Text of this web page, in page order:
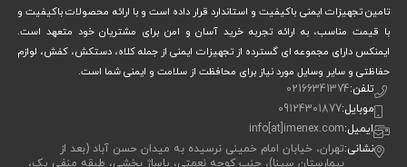
تامین تجهیزات ایمنی باکیفیت و استاندارد قرار داده است و با ارائه محصولات باکیفیت و
با قیمت مناسب، به ارائه تجربه خرید آسان و امن برای مشتریان خود متعهد است.
ایمنکس دارای مجموعه ای گسترده از تجهیزات ایمنی از جمله کلاه، دستکش، کفش، لوازم
حفاظتی و سایر وسایل مورد نیاز برای محافظت از سلامت و ایمنی شما است.
تلفن:02166341374
موبایل:09124301877
ایمیل:info[at]imenex.com
نشانی:تهران، خیابان امام خمینی نرسیده به میدان حسن آباد (بعد از
بیمارستان سینا)، جنب کوچه نعمتی، پاساژ بخشی، طبقه منفی یک،